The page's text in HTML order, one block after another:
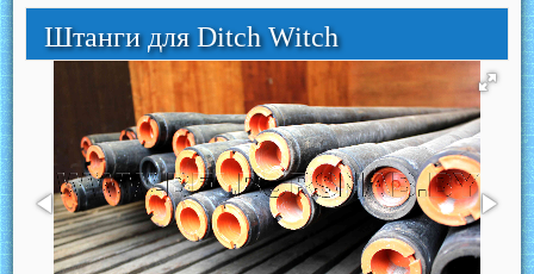
Штанги для Ditch Witch